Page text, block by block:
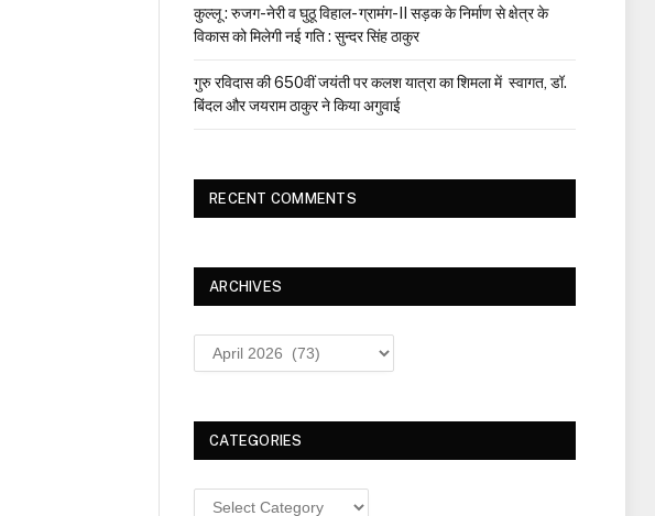
कुल्लू : रुजग-नेरी व घुठू विहाल- ग्रामंग-II सड़क के निर्माण से क्षेत्र के
विकास को मिलेगी नई गति : सुन्दर सिंह ठाकुर
गुरु रविदास की 650वीं जयंती पर कलश यात्रा का शिमला में स्वागत, डॉ.
बिंदल और जयराम ठाकुर ने किया अगुवाई
RECENT COMMENTS
ARCHIVES
Archives
CATEGORIES
Categories